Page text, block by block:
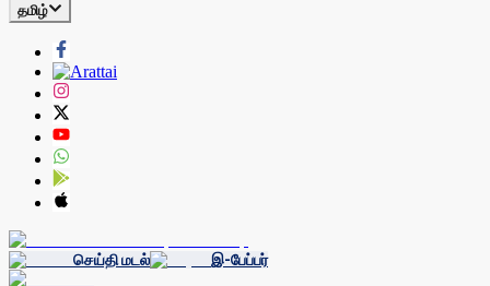
தமிழ்
செய்தி மடல் இ-பேப்பர்